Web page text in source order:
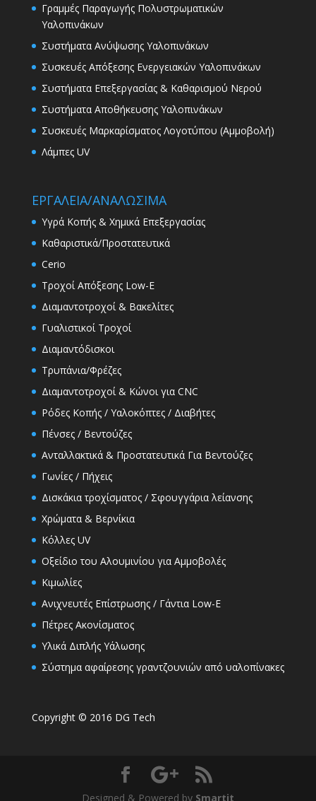
Γραμμές Παραγωγής Πολυστρωματικών
Υαλοπινάκων
Συστήματα Ανύψωσης Υαλοπινάκων
Συσκευές Απόξεσης Ενεργειακών Υαλοπινάκων
Συστήματα Επεξεργασίας & Καθαρισμού Νερού
Συστήματα Αποθήκευσης Υαλοπινάκων
Συσκευές Μαρκαρίσματος Λογοτύπου (Αμμοβολή)
Λάμπες UV
ΕΡΓΑΛΕΙΑ/ΑΝΑΛΩΣΙΜΑ
Υγρά Κοπής & Χημικά Επεξεργασίας
Καθαριστικά/Προστατευτικά
Cerio
Τροχοί Απόξεσης Low-E
Διαμαντοτροχοί & Βακελίτες
Γυαλιστικοί Τροχοί
Διαμαντόδισκοι
Τρυπάνια/Φρέζες
Διαμαντοτροχοί & Κώνοι για CNC
Ρόδες Κοπής / Υαλοκόπτες / Διαβήτες
Πένσες / Βεντούζες
Ανταλλακτικά & Προστατευτικά Για Βεντούζες
Γωνίες / Πήχεις
Δισκάκια τροχίσματος / Σφουγγάρια λείανσης
Χρώματα & Βερνίκια
Κόλλες UV
Οξείδιο του Αλουμινίου για Αμμοβολές
Κιμωλίες
Ανιχνευτές Επίστρωσης / Γάντια Low-E
Πέτρες Ακονίσματος
Υλικά Διπλής Υάλωσης
Σύστημα αφαίρεσης γραντζουνιών από υαλοπίνακες
Copyright © 2016 DG Tech
Designed & Powered by Smartit